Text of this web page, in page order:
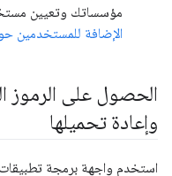
مؤسساتك وتعيين
الإضافة للمستخدمين
الحصول على الرموز
وإعادة تحميلها